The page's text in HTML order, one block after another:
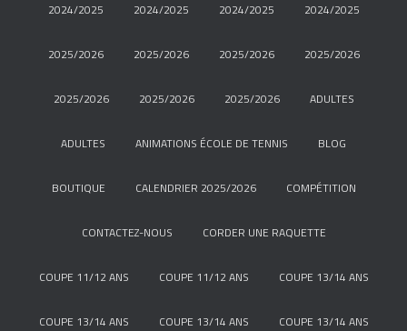
2024/2025 2024/2025 2024/2025 2024/2025
2025/2026 2025/2026 2025/2026 2025/2026
2025/2026 2025/2026 2025/2026 ADULTES
ADULTES ANIMATIONS ÉCOLE DE TENNIS BLOG
BOUTIQUE CALENDRIER 2025/2026 COMPÉTITION
CONTACTEZ-NOUS CORDER UNE RAQUETTE
COUPE 11/12 ANS COUPE 11/12 ANS COUPE 13/14 ANS
COUPE 13/14 ANS COUPE 13/14 ANS COUPE 13/14 ANS